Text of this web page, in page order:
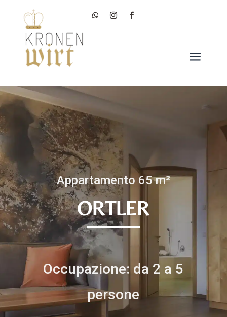
a
Appartamento 65 m²
ORTLER
Occupazione: da 2 a 5
persone